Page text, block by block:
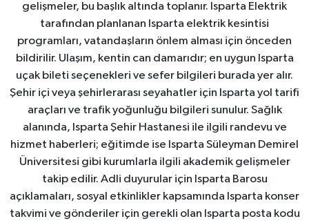
gelişmeler, bu başlık altında toplanır. Isparta Elektrik
tarafından planlanan Isparta elektrik kesintisi
programları, vatandaşların önlem alması için önceden
bildirilir. Ulaşım, kentin can damarıdır; en uygun Isparta
uçak bileti seçenekleri ve sefer bilgileri burada yer alır.
Şehir içi veya şehirlerarası seyahatler için Isparta yol tarifi
araçları ve trafik yoğunluğu bilgileri sunulur. Sağlık
alanında, Isparta Şehir Hastanesi ile ilgili randevu ve
hizmet haberleri; eğitimde ise Isparta Süleyman Demirel
Üniversitesi gibi kurumlarla ilgili akademik gelişmeler
takip edilir. Adli duyurular için Isparta Barosu
açıklamaları, sosyal etkinlikler kapsamında Isparta konser
takvimi ve gönderiler için gerekli olan Isparta posta kodu